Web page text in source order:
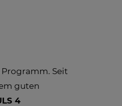
Programm. Seit
guten
4